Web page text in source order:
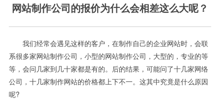
我们一直走在设计前沿，追求与研究从未停止。
分享我们的观点。
网站制作公司的报价为什么会相差这么大呢？
我们经常会遇见这样的客户，在制作自己的企业网站时，会联
系很多家网站制作公司，小型的网站制作公司，大型的，专业的等
等，会问几家到几十家都是有的。后的结果，可能问了十几家网络
公司，十几家制作网站的价格都上下不一。这其中究竟是什么原因
呢?